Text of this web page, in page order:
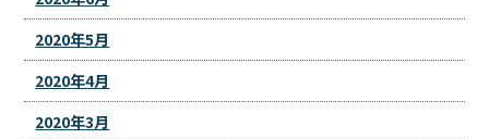
2020年5月
2020年4月
2020年3月